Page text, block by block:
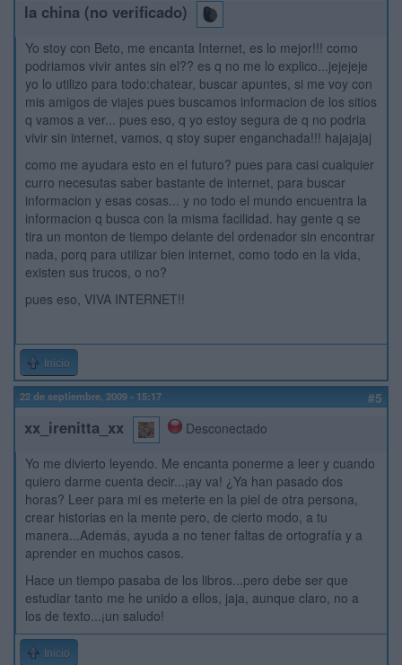
la china (no verificado)
Yo stoy con Beto, me encanta Internet, es lo mejor!!! como
podriamos vivir antes sin el?? es q no me lo explico...jejejeje
yo lo utilizo para todo:chatear, buscar apuntes, si me voy con
mis amigos de viajes pues buscamos informacion de los sitios
q vamos a ver... pues eso, q yo estoy segura de q no podria
vivir sin internet, vamos, q stoy super enganchada!!! hajajajaj
como me ayudara esto en el futuro? pues para casi cualquier
curro necesutas saber bastante de internet, para buscar
informacion y esas cosas... y no todo el mundo encuentra la
informacion q busca con la misma facilidad. hay gente q se
tira un monton de tiempo delante del ordenador sin encontrar
nada, porq para utilizar bien internet, como todo en la vida,
existen sus trucos, o no?
pues eso, VIVA INTERNET!!
Inicio
22 de septiembre, 2009 - 15:17 #5
xx_irenitta_xx
Desconectado
Yo me divierto leyendo. Me encanta ponerme a leer y cuando
quiero darme cuenta decir...¡ay va! ¿Ya han pasado dos
horas? Leer para mi es meterte en la piel de otra persona,
crear historias en la mente pero, de cierto modo, a tu
manera...Además, ayuda a no tener faltas de ortografía y a
aprender en muchos casos.
Hace un tiempo pasaba de los libros...pero debe ser que
estudiar tanto me he unido a ellos, jaja, aunque claro, no a
los de texto...¡un saludo!
Inicio